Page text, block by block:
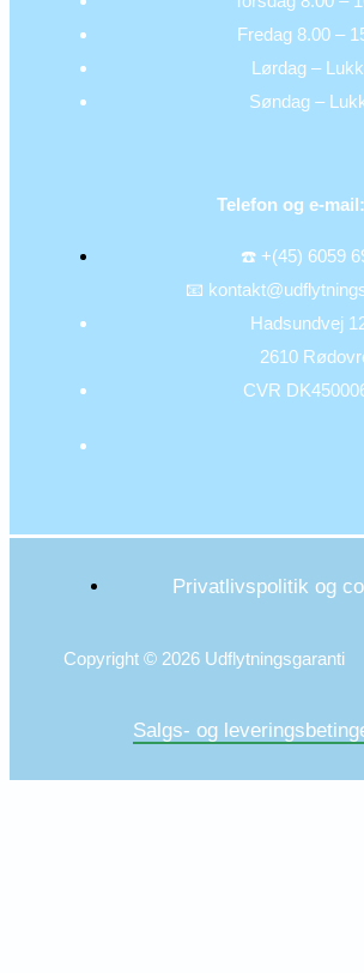
Fredag 8.00 –
Lørdag –
Søndag –
Telefon og e-mail:
☎️ +(45) 6059
📧
Hadsundvej
2610
CVR
Privatlivspolitik og
Copyright © 2026 Udflytningsgaranti
Salgs- og